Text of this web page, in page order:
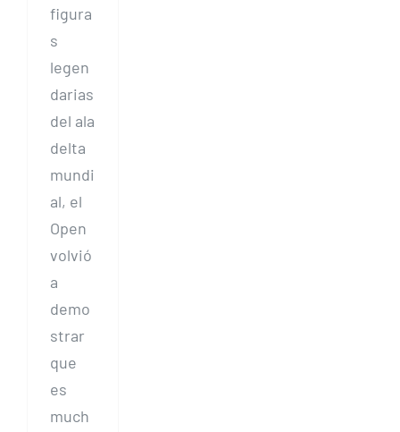
figura
s
legen
darias
del ala
delta
mundi
al, el
Open
volvió
a
demo
strar
que
es
much